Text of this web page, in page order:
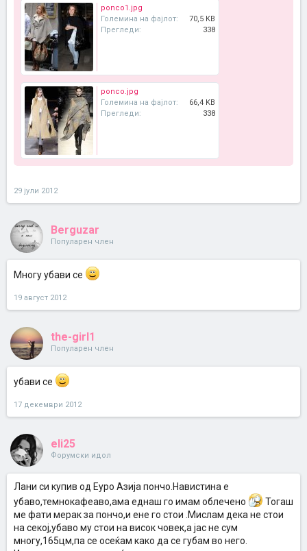
ponco1.jpg
Големина на фајлот:
70,5 KB
Прегледи:
338
ponco.jpg
Големина на фајлот:
66,4 KB
Прегледи:
338
29 јули 2012
Berguzar
Популарен член
Многу убави се
19 август 2012
the-girl1
Популарен член
убави се
17 декември 2012
eli25
Форумски идол
Лани си купив од Еуро Азија пончо.Навистина е
убаво,темнокафеаво,ама еднаш го имам облечено
Тогаш
ме фати мерак за пончо,и ене го стои .Мислам дека не стои
на секој,убаво му стои на висок човек,а јас не сум
многу,165цм,па се осеќам како да се губам во него.